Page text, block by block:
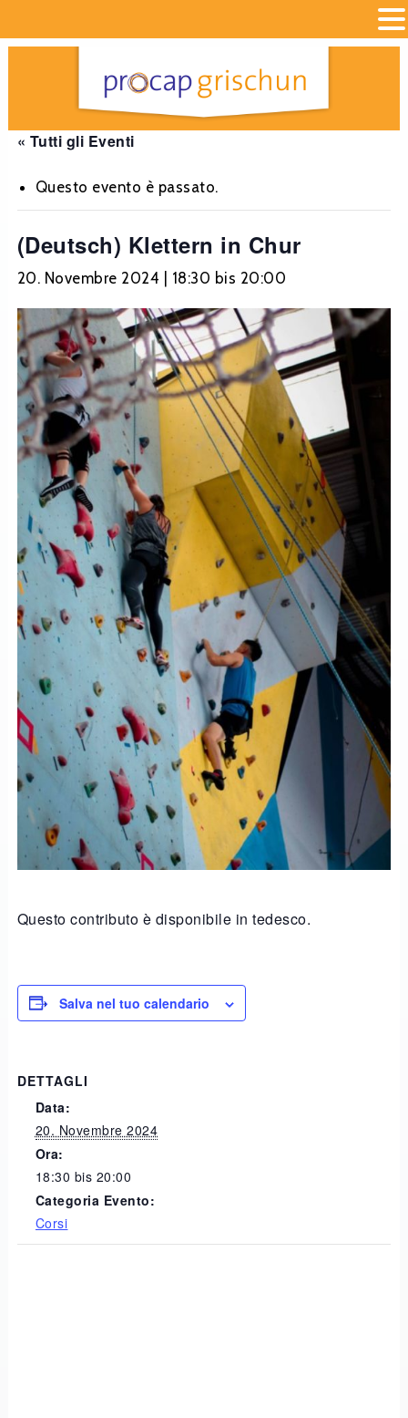
« Tutti gli Eventi
Questo evento è passato.
(Deutsch) Klettern in Chur
20. Novembre 2024 | 18:30 bis 20:00
Questo contributo è disponibile in tedesco.
Salva nel tuo calendario
DETTAGLI
Data:
20. Novembre 2024
Ora:
18:30 bis 20:00
Categoria Evento:
Corsi